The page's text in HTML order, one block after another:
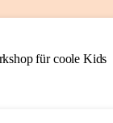
für coole Kids